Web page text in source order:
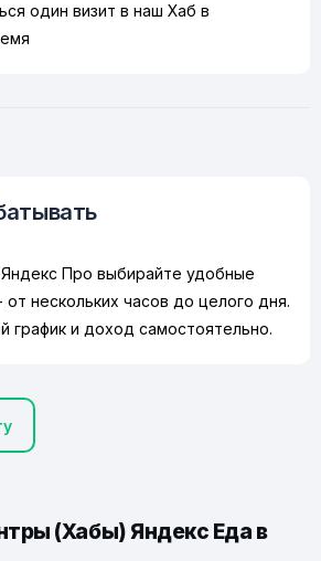
один визит в наш Хаб в
Про выбирайте удобные
нескольких часов до целого дня.
график и доход самостоятельно.
(Хабы) Яндекс Еда в